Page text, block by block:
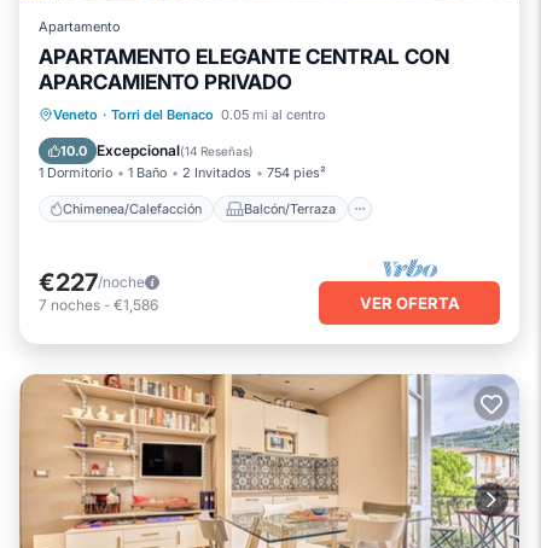
Apartamento
APARTAMENTO ELEGANTE CENTRAL CON
APARCAMIENTO PRIVADO
Veneto · Torri del Benaco 0.05 mi al centro
10.0 Excepcional(14 Reseñas)
1 Dormitorio 1 Baño 2 Invitados 754 pies²
Chimenea/Calefacción Balcón/Terraza
Chimenea/Calefacción
Balcón/Terraza
Cocina
Aparcamiento
€227/noche
7 noches - €1,586 VER OFERTA